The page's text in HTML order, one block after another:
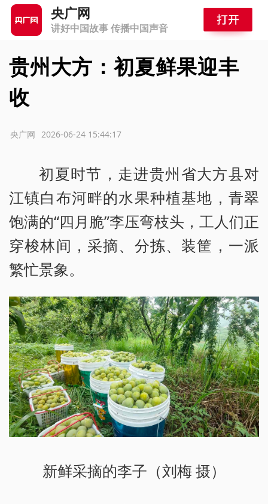
央广网
讲好中国故事 传播中国声音
贵州大方：初夏鲜果迎丰
收
2026-06-24 15:44:17
央广网
初夏时节，走进贵州省大方县对
江镇白布河畔的水果种植基地，青翠
饱满的“四月脆”李压弯枝头，工人们正
穿梭林间，采摘、分拣、装筐，一派
繁忙景象。
新鲜采摘的李子（刘梅 摄）